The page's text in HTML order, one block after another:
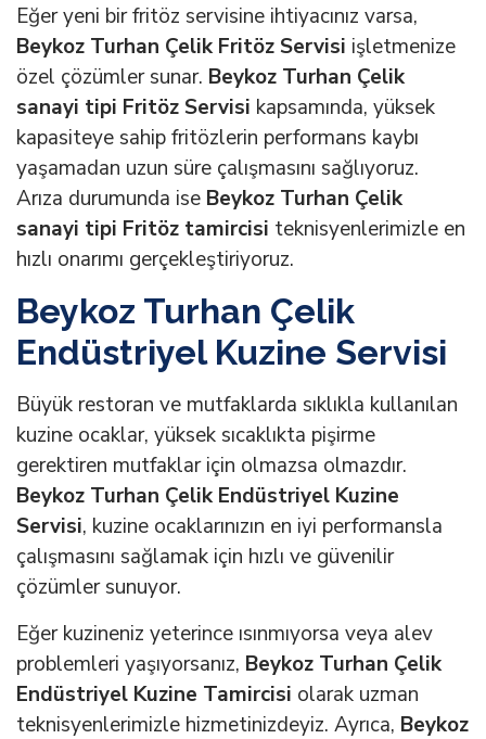
Eğer yeni bir fritöz servisine ihtiyacınız varsa,
Beykoz Turhan Çelik Fritöz Servisi işletmenize
özel çözümler sunar. Beykoz Turhan Çelik
sanayi tipi Fritöz Servisi kapsamında, yüksek
kapasiteye sahip fritözlerin performans kaybı
yaşamadan uzun süre çalışmasını sağlıyoruz.
Arıza durumunda ise Beykoz Turhan Çelik
sanayi tipi Fritöz tamircisi teknisyenlerimizle en
hızlı onarımı gerçekleştiriyoruz.
Beykoz Turhan Çelik
Endüstriyel Kuzine Servisi
Büyük restoran ve mutfaklarda sıklıkla kullanılan
kuzine ocaklar, yüksek sıcaklıkta pişirme
gerektiren mutfaklar için olmazsa olmazdır.
Beykoz Turhan Çelik Endüstriyel Kuzine
Servisi, kuzine ocaklarınızın en iyi performansla
çalışmasını sağlamak için hızlı ve güvenilir
çözümler sunuyor.
Eğer kuzineniz yeterince ısınmıyorsa veya alev
problemleri yaşıyorsanız, Beykoz Turhan Çelik
Endüstriyel Kuzine Tamircisi olarak uzman
teknisyenlerimizle hizmetinizdeyiz. Ayrıca, Beykoz